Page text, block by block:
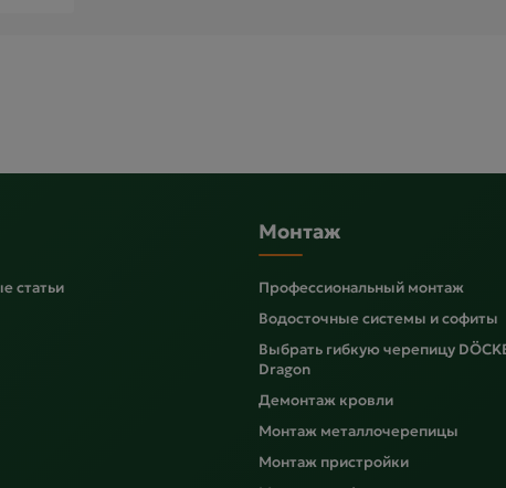
статьи
Монтаж
Профессиональный монтаж
Водосточные системы и софиты
Выбрать гибкую черепицу
Dragon
Демонтаж кровли
Монтаж металлочерепицы
Монтаж пристройки